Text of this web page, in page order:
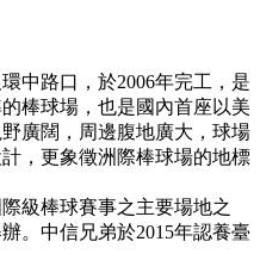
中路口，於2006年完工，是
棒球場，也是國內首座以美
廣闊，周邊腹地廣大，球場
，更象徵洲際棒球場的地標
級棒球賽事之主要場地之
。中信兄弟於2015年認養臺